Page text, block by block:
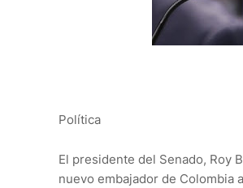
Política
El presidente del Senado, Roy
nuevo embajador de Colombia